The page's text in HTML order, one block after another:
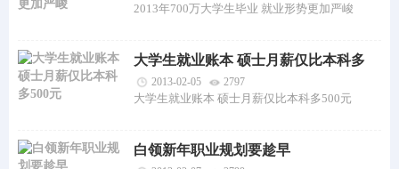
2013年700万大学生毕业 就业形势更加严峻
大学生就业账本 硕士月薪仅比本科多
500元2013-02-05 2797
大学生就业账本 硕士月薪仅比本科多500元
白领新年职业规划要趁早